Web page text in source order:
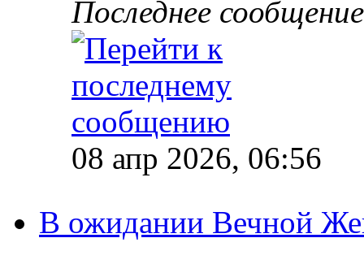
Последнее сообщение
08 апр 2026, 06:56
В ожидании Вечной